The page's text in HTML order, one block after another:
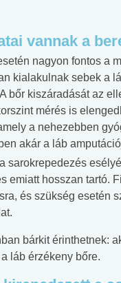
vannak a
nagyon fontos a
kialakulnak sebek a
bőr kiszáradását az
mérés is
a nehezebben
akár a láb
sarokrepedezés
emiatt hosszan tartó.
és szükség esetén
bárkit érinthetnek:
láb érzékeny bőre.